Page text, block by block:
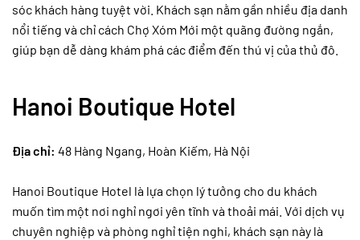
sóc khách hàng tuyệt vời. Khách sạn nằm gần nhiều địa danh
nổi tiếng và chỉ cách Chợ Xóm Mới một quãng đường ngắn,
giúp bạn dễ dàng khám phá các điểm đến thú vị của thủ đô.
Hanoi Boutique Hotel
Địa chỉ: 48 Hàng Ngang, Hoàn Kiếm, Hà Nội
Hanoi Boutique Hotel là lựa chọn lý tưởng cho du khách
muốn tìm một nơi nghỉ ngơi yên tĩnh và thoải mái. Với dịch vụ
chuyên nghiệp và phòng nghỉ tiện nghi, khách sạn này là